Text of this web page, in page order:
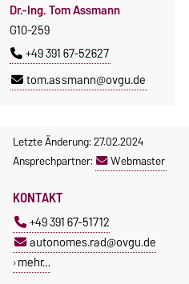
Dr.-Ing. Tom Assmann
G10-259
+49 391 67-52627
tom.assmann@ovgu.de
Letzte Änderung: 27.02.2024
Ansprechpartner:
Webmaster
KONTAKT
+49 391 67-51712
autonomes.rad@ovgu.de
mehr…